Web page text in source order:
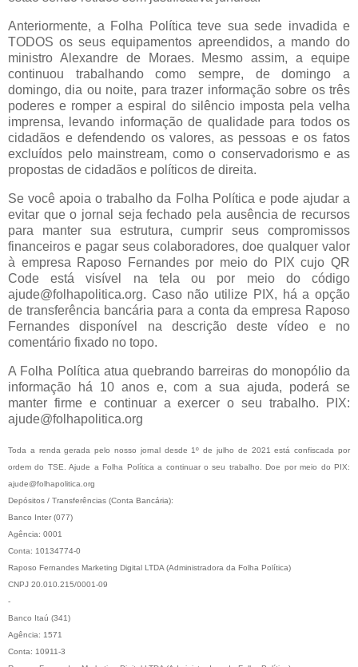
Anteriormente, a Folha Política teve sua sede invadida e
TODOS os seus equipamentos apreendidos, a mando do
ministro Alexandre de Moraes. Mesmo assim, a equipe
continuou trabalhando como sempre, de domingo a
domingo, dia ou noite, para trazer informação sobre os três
poderes e romper a espiral do silêncio imposta pela velha
imprensa, levando informação de qualidade para todos os
cidadãos e defendendo os valores, as pessoas e os fatos
excluídos pelo mainstream, como o conservadorismo e as
propostas de cidadãos e políticos de direita.
Se você apoia o trabalho da Folha Política e pode ajudar a
evitar que o jornal seja fechado pela ausência de recursos
para manter sua estrutura, cumprir seus compromissos
financeiros e pagar seus colaboradores, doe qualquer valor
à empresa Raposo Fernandes por meio do PIX cujo QR
Code está visível na tela ou por meio do código
ajude@folhapolitica.org. Caso não utilize PIX, há a opção
de transferência bancária para a conta da empresa Raposo
Fernandes disponível na descrição deste vídeo e no
comentário fixado no topo.
A Folha Política atua quebrando barreiras do monopólio da
informação há 10 anos e, com a sua ajuda, poderá se
manter firme e continuar a exercer o seu trabalho. PIX:
ajude@folhapolitica.org
Toda a renda gerada pelo nosso jornal desde 1º de julho de 2021 está confiscada por
ordem do TSE. Ajude a Folha Política a continuar o seu trabalho. Doe por meio do PIX:
ajude@folhapolitica.org
Depósitos / Transferências (Conta Bancária):
Banco Inter (077)
Agência: 0001
Conta: 10134774-0
Raposo Fernandes Marketing Digital LTDA (Administradora da Folha Política)
CNPJ 20.010.215/0001-09
-
Banco Itaú (341)
Agência: 1571
Conta: 10911-3